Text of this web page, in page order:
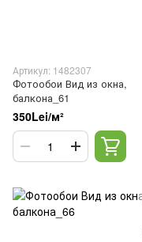
Артикул: 1482307
Фотообои Вид из окна,
балкона_61
350Lei/м²